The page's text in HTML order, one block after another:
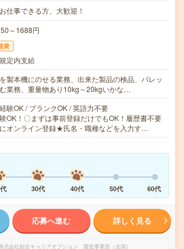
仕事できる方、大歓迎！
～1688円
費
定内支給
製本機にのせる業務、出来た製品の検品、パレッ
む業務、重量物あり10kg～20kgいかな…
験OK / ブランクOK / 英語力不要
OK！〇まずは事前登録だけでもOK！履歴書不要
オンライン登録★氏名・職種などを入力す…
30代 40代 50代 60代
応募へ進む 詳しく見る
式会社綜合キャリアオプション 製造事業部（全国）